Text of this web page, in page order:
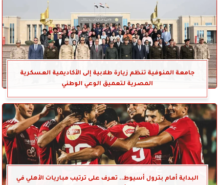
جامعة المنوفية تنظم زيارة طلابية إلى الأكاديمية العسكرية
المصرية لتعميق الوعي الوطني
البداية أمام بترول أسيوط.. تعرف على ترتيب مباريات الأهلي في